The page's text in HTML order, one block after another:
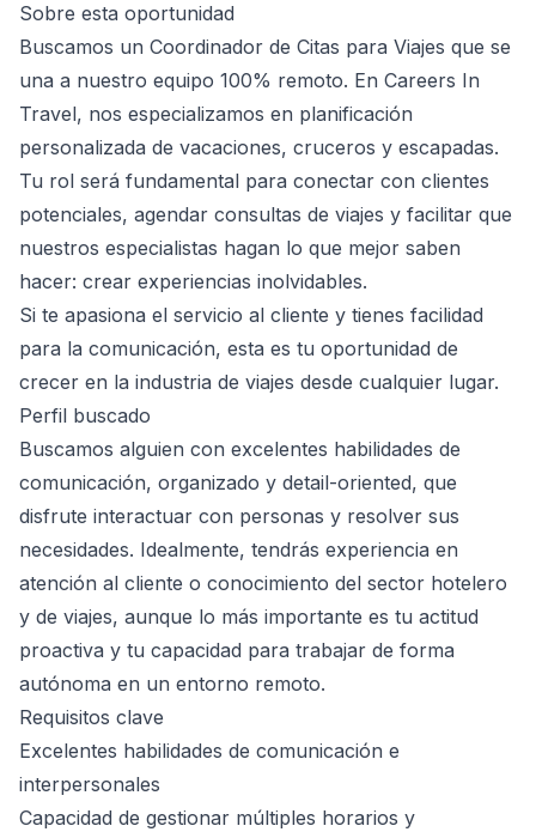
Sobre esta oportunidad
Buscamos un Coordinador de Citas para Viajes que se
una a nuestro equipo 100% remoto. En Careers In
Travel, nos especializamos en planificación
personalizada de vacaciones, cruceros y escapadas.
Tu rol será fundamental para conectar con clientes
potenciales, agendar consultas de viajes y facilitar que
nuestros especialistas hagan lo que mejor saben
hacer: crear experiencias inolvidables.
Si te apasiona el servicio al cliente y tienes facilidad
para la comunicación, esta es tu oportunidad de
crecer en la industria de viajes desde cualquier lugar.
Perfil buscado
Buscamos alguien con excelentes habilidades de
comunicación, organizado y detail-oriented, que
disfrute interactuar con personas y resolver sus
necesidades. Idealmente, tendrás experiencia en
atención al cliente o conocimiento del sector hotelero
y de viajes, aunque lo más importante es tu actitud
proactiva y tu capacidad para trabajar de forma
autónoma en un entorno remoto.
Requisitos clave
Excelentes habilidades de comunicación e
interpersonales
Capacidad de gestionar múltiples horarios y